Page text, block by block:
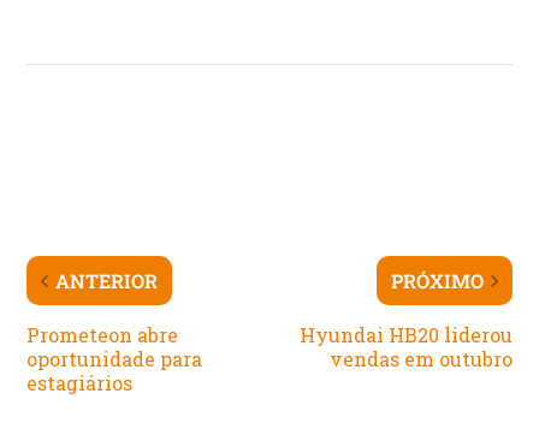
ANTERIOR
Prometeon abre
oportunidade para
estagiários
PRÓXIMO
Hyundai HB20 liderou
vendas em outubro